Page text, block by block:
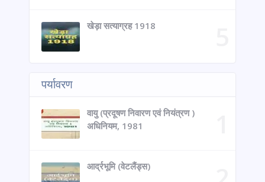
खेड़ा सत्याग्रह 1918
पर्यावरण
वायु (प्रदूषण निवारण एवं नियंत्रण )
अधिनियम, 1981
आर्द्रभूमि (वेटलैंड्स)